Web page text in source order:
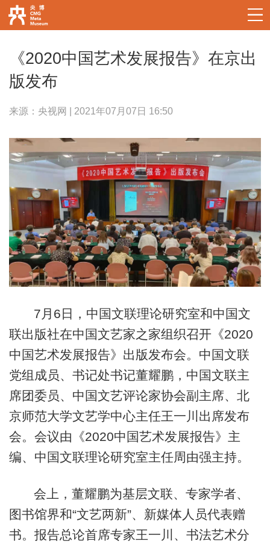
《2020中国艺术发展报告》在京出
版发布
来源：央视网 | 2021年07月07日 16:50
7月6日，中国文联理论研究室和中国文
联出版社在中国文艺家之家组织召开《2020
中国艺术发展报告》出版发布会。中国文联
党组成员、书记处书记董耀鹏，中国文联主
席团委员、中国文艺评论家协会副主席、北
京师范大学文艺学中心主任王一川出席发布
会。会议由《2020中国艺术发展报告》主
编、中国文联理论研究室主任周由强主持。
会上，董耀鹏为基层文联、专家学者、
图书馆界和“文艺两新”、新媒体人员代表赠
书。报告总论首席专家王一川、书法艺术分